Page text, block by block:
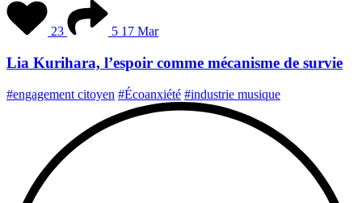
23 5 17 Mar
Lia Kurihara, l’espoir comme mécanisme de survie
#engagement citoyen #Écoanxiété #industrie musique